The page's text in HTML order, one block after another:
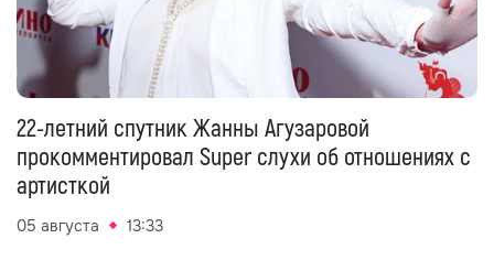
22-летний спутник Жанны Агузаровой
прокомментировал Super слухи об отношениях с
артисткой
05 августа 13:33